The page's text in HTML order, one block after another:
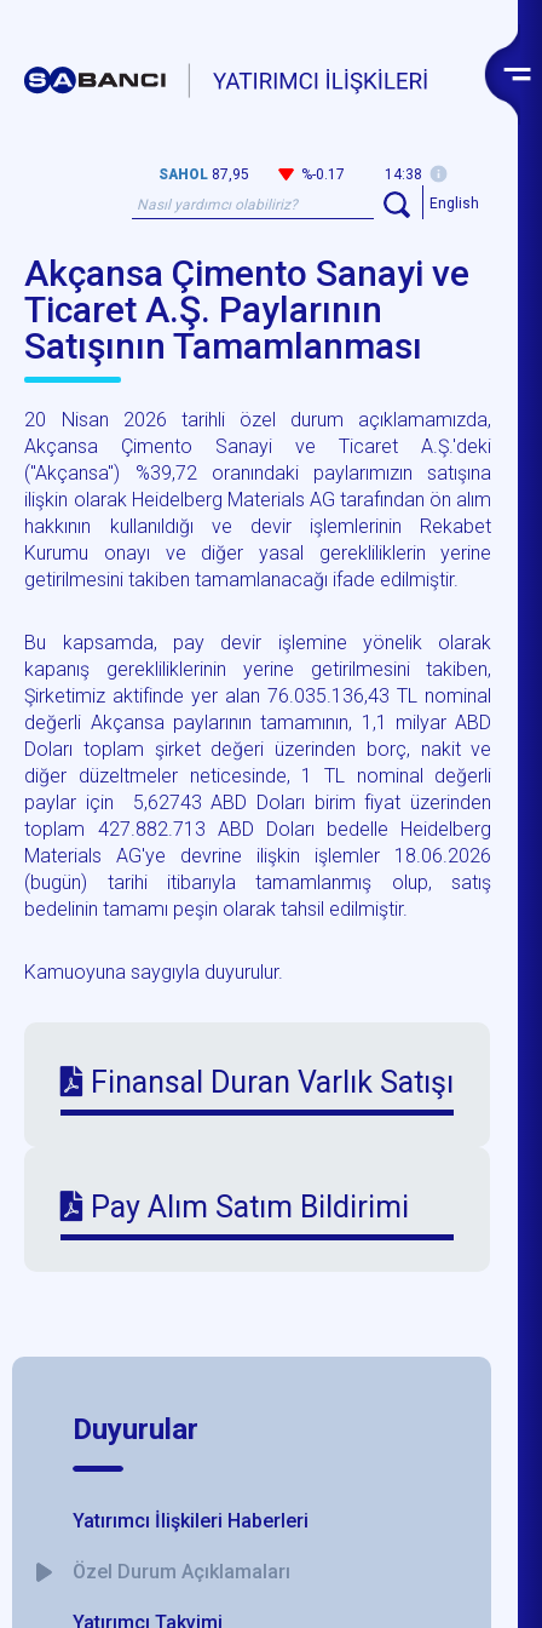
SAHOL 87,95 %-0.17
14:38
English
Akçansa Çimento Sanayi ve
Ticaret A.Ş. Paylarının
Satışının Tamamlanması
20 Nisan 2026 tarihli özel durum açıklamamızda,
Akçansa Çimento Sanayi ve Ticaret A.Ş.'deki
("Akçansa") %39,72 oranındaki paylarımızın satışına
ilişkin olarak Heidelberg Materials AG tarafından ön alım
hakkının kullanıldığı ve devir işlemlerinin Rekabet
Kurumu onayı ve diğer yasal gerekliliklerin yerine
getirilmesini takiben tamamlanacağı ifade edilmiştir.
Bu kapsamda, pay devir işlemine yönelik olarak
kapanış gerekliliklerinin yerine getirilmesini takiben,
Şirketimiz aktifinde yer alan 76.035.136,43 TL nominal
değerli Akçansa paylarının tamamının, 1,1 milyar ABD
Doları toplam şirket değeri üzerinden borç, nakit ve
diğer düzeltmeler neticesinde, 1 TL nominal değerli
paylar için 5,62743 ABD Doları birim fiyat üzerinden
toplam 427.882.713 ABD Doları bedelle Heidelberg
Materials AG'ye devrine ilişkin işlemler 18.06.2026
(bugün) tarihi itibarıyla tamamlanmış olup, satış
bedelinin tamamı peşin olarak tahsil edilmiştir.
Kamuoyuna saygıyla duyurulur.
Finansal Duran Varlık Satışı
Pay Alım Satım Bildirimi
Duyurular
Yatırımcı İlişkileri Haberleri
Özel Durum Açıklamaları
Yatırımcı Takvimi